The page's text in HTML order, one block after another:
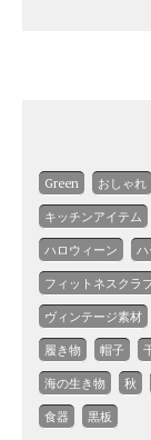
Green おしゃれ
キッチンアイテム
ハロウィーン ハ
フィットネスクラ
ヴィンテージ素材
履き物 帽子
海の生き物 秋
食器 黒板